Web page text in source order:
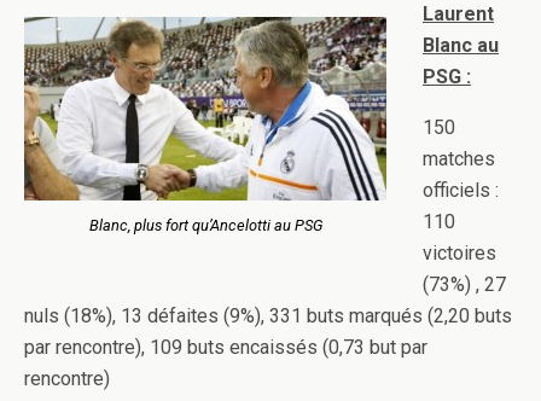
Blanc, plus fort qu’Ancelotti au PSG
Laurent
Blanc au
PSG :
150
matches
officiels :
110
victoires
(73%) , 27
nuls (18%), 13 défaites (9%), 331 buts marqués (2,20 buts
par rencontre), 109 buts encaissés (0,73 but par
rencontre)